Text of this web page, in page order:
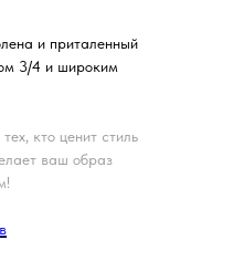
и приталенный
3/4 и широким
кто ценит стиль
ваш образ